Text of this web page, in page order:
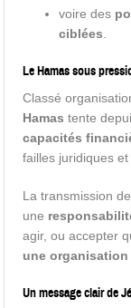
voire des
ciblées
Le Hamas sous
Classé
Hamas tente
capacités
failles juridiques
La transmission
une
agir, ou accepter
une
Un message clair de